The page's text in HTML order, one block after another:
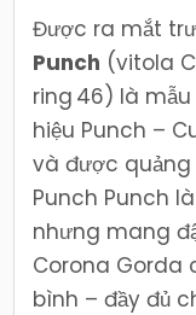
Được ra mắt
Punch (vitola
ring 46) là
hiệu Punch –
và được
Punch Punch
nhưng mang
Corona Gorda
bình – đầy đủ